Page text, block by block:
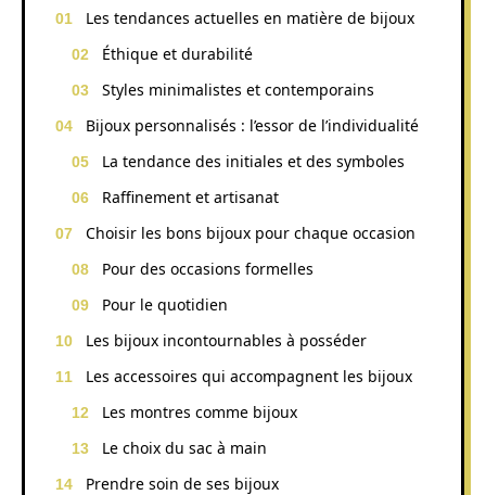
Les tendances actuelles en matière de bijoux
Éthique et durabilité
Styles minimalistes et contemporains
Bijoux personnalisés : l’essor de l’individualité
La tendance des initiales et des symboles
Raffinement et artisanat
Choisir les bons bijoux pour chaque occasion
Pour des occasions formelles
Pour le quotidien
Les bijoux incontournables à posséder
Les accessoires qui accompagnent les bijoux
Les montres comme bijoux
Le choix du sac à main
Prendre soin de ses bijoux